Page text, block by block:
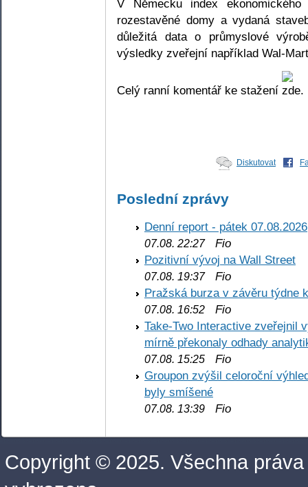
V Německu index
rozestavěné domy a vydaná
důležitá data o průmyslové
výsledky zveřejní například Wal-
Celý ranní komentář ke stažení
Diskutovat
Poslední zprávy
Denní report - pátek 07.08.2026
07.08. 22:27Fio
Pozitivní vývoj na Wall Street
07.08. 19:37Fio
Pražská burza v závěru týdne
07.08. 16:52 Fio
Take-Two Interactive zveřejnil
mírně překonaly odhady
07.08. 15:25 Fio
Groupon zvýšil celoroční
byly smíšené
07.08. 13:39 Fio
Copyright © 2025. Všechna práva